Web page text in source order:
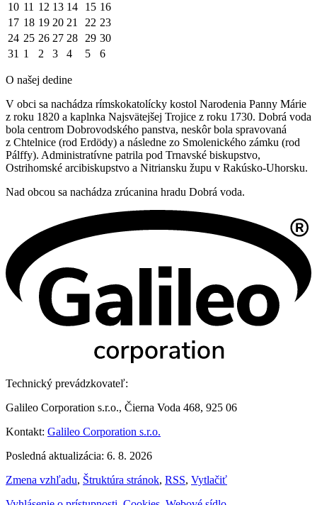
10 11 12 13 14 15 16
17 18 19 20 21 22 23
24 25 26 27 28 29 30
31 1 2 3 4 5 6
O našej dedine
V obci sa nachádza rímskokatolícky kostol Narodenia Panny Márie
z roku 1820 a kaplnka Najsvätejšej Trojice z roku 1730. Dobrá voda
bola centrom Dobrovodského panstva, neskôr bola spravovaná
z Chtelnice (rod Erdödy) a následne zo Smolenického zámku (rod
Pálffy). Administratívne patrila pod Trnavské biskupstvo,
Ostrihomské arcibiskupstvo a Nitriansku župu v Rakúsko-Uhorsku.
Nad obcou sa nachádza zrúcanina hradu Dobrá voda.
Technický prevádzkovateľ:
Galileo Corporation s.r.o., Čierna Voda 468, 925 06
Kontakt: Galileo Corporation s.r.o.
Posledná aktualizácia: 6. 8. 2026
Zmena vzhľadu, Štruktúra stránok, RSS, Vytlačiť